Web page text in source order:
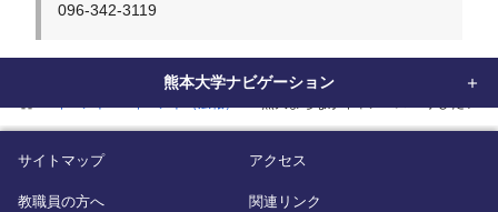
096-342-3119
熊本大学ナビゲーション
サイトマップ アクセス
教職員の方へ 関連リンク